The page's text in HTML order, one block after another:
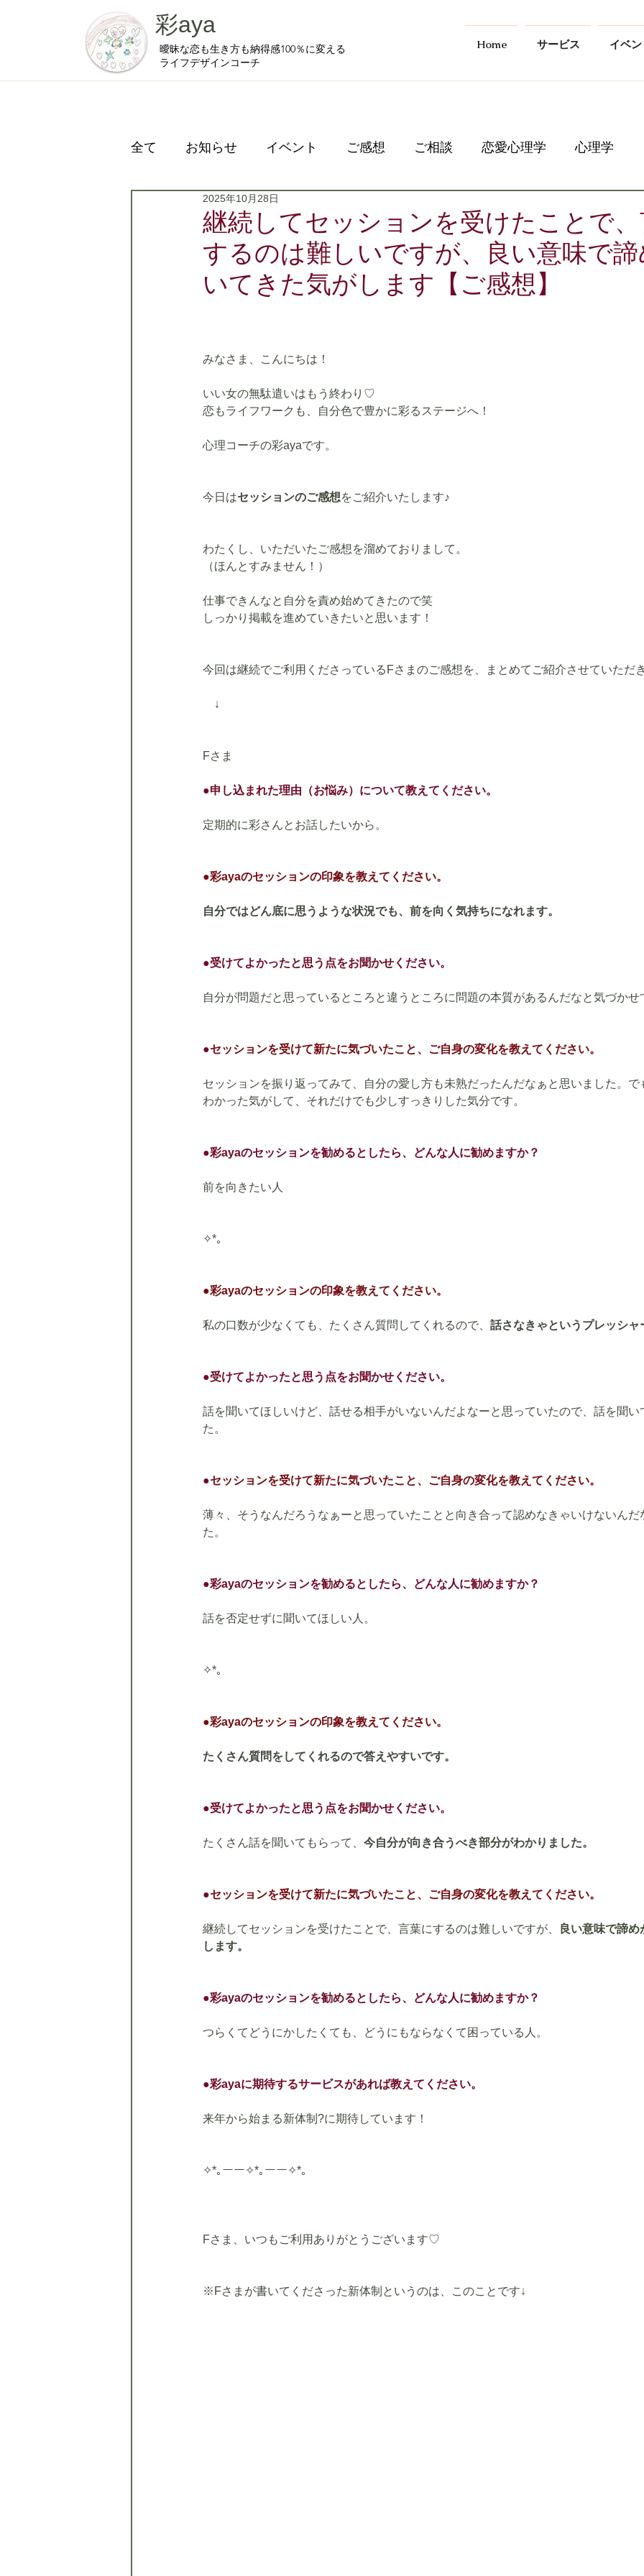
彩aya
曖昧な恋も生き方も納得感100％に変える
ライフデザインコーチ
Home サービス イベン
全て お知らせ イベント ご感想 ご相談 恋愛心理学 心理学
プライベート
継続してセッションを受けたことで、
するのは難しいですが、良い意味で諦
いてきた気がします【ご感想】
2025年10月28日
みなさま、こんにちは！
いい女の無駄遣いはもう終わり♡
恋もライフワークも、自分色で豊かに彩るステージへ！
心理コーチの彩ayaです。
今日はセッションのご感想をご紹介いたします♪
わたくし、いただいたご感想を溜めておりまして。
（ほんとすみません！）
仕事できんなと自分を責め始めてきたので笑
しっかり掲載を進めていきたいと思います！
今回は継続でご利用くださっているFさまのご感想を、まとめてご紹介させていただ
↓
Fさま
●申し込まれた理由（お悩み）について教えてください。
定期的に彩さんとお話したいから。
●彩ayaのセッションの印象を教えてください。
自分ではどん底に思うような状況でも、前を向く気持ちになれます。
●受けてよかったと思う点をお聞かせください。
自分が問題だと思っているところと違うところに問題の本質があるんだなと気づかせ
●セッションを受けて新たに気づいたこと、ご自身の変化を教えてください。
セッションを振り返ってみて、自分の愛し方も未熟だったんだなぁと思いました。で
わかった気がして、それだけでも少しすっきりした気分です。
●彩ayaのセッションを勧めるとしたら、どんな人に勧めますか？
前を向きたい人
✧*｡
●彩ayaのセッションの印象を教えてください。
私の口数が少なくても、たくさん質問してくれるので、 話さなきゃというプレッシャ
●受けてよかったと思う点をお聞かせください。
話を聞いてほしいけど、話せる相手がいないんだよなーと思っていたので、話を聞い
た。
●セッションを受けて新たに気づいたこと、ご自身の変化を教えてください。
薄々、そうなんだろうなぁーと思っていたことと向き合って認めなきゃいけないんだ
た。
●彩ayaのセッションを勧めるとしたら、どんな人に勧めますか？
話を否定せずに聞いてほしい人。
✧*｡
●彩ayaのセッションの印象を教えてください。
たくさん質問をしてくれるので答えやすいです。
●受けてよかったと思う点をお聞かせください。
たくさん話を聞いてもらって、 今自分が向き合うべき部分がわかりました。
●セッションを受けて新たに気づいたこと、ご自身の変化を教えてください。
継続してセッションを受けたことで、言葉にするのは難しいですが、
良い意味で諦
します。
●彩ayaのセッションを勧めるとしたら、どんな人に勧めますか？
つらくてどうにかしたくても、どうにもならなくて困っている人。
●彩ayaに期待するサービスがあれば教えてください。
来年から始まる新体制?に期待しています！
✧*｡ーー✧*｡ーー✧*｡
Fさま、いつもご利用ありがとうございます♡
※Fさまが書いてくださった新体制というのは、このことです↓